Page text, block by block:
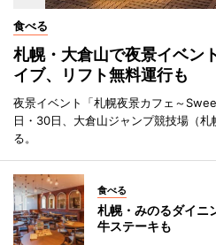
食べる
札幌・大倉山で夜景イベ
イブ、リフト無料運行も
夜景イベント「札幌夜景カフェ～
日・30日、大倉山ジャンプ競技場（
る。
食べる
札幌・みのるダイ
牛ステーキも